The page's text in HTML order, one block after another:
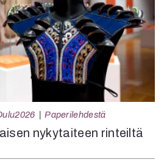
Paperilehdestä
nykytaiteen rinteiltä